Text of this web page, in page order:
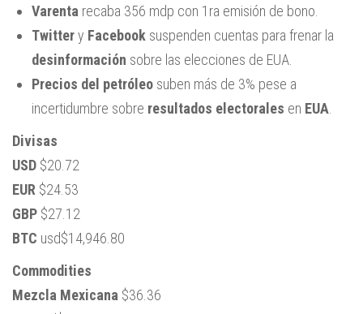
Varenta recaba 356 mdp con 1ra emisión de bono.
Twittery Facebooksuspenden cuentas para frenar la
desinformación sobre las elecciones de EUA.
Precios del petróleosuben más de 3% pese a
incertidumbre sobre resultados electorales en EUA.
Divisas
USD $20.72
EUR $24.53
GBP $27.12
BTC usd$14,946.80
Commodities
Mezcla Mexicana $36.36